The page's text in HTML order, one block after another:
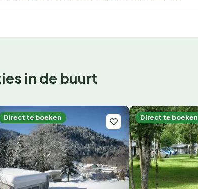
in de buurt
Direct te boeken Direct te boeken